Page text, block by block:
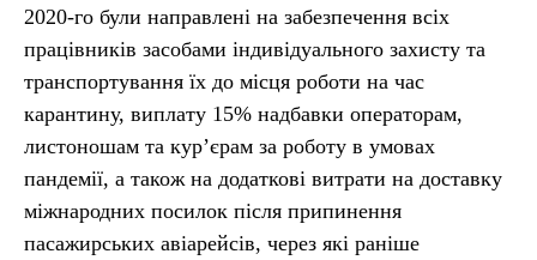
2020-го були направлені на забезпечення всіх
працівників засобами індивідуального захисту та
транспортування їх до місця роботи на час
карантину, виплату 15% надбавки операторам,
листоношам та кур’єрам за роботу в умовах
пандемії, а також на додаткові витрати на доставку
міжнародних посилок після припинення
пасажирських авіарейсів, через які раніше